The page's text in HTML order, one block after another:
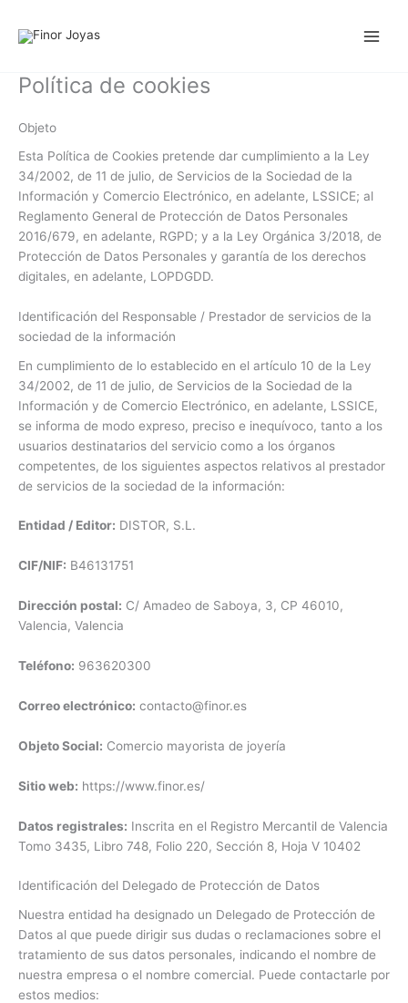
Política de cookies
Objeto
Esta Política de Cookies pretende dar cumplimiento a la Ley
34/2002, de 11 de julio, de Servicios de la Sociedad de la
Información y Comercio Electrónico, en adelante, LSSICE; al
Reglamento General de Protección de Datos Personales
2016/679, en adelante, RGPD; y a la Ley Orgánica 3/2018, de
Protección de Datos Personales y garantía de los derechos
digitales, en adelante, LOPDGDD.
Identificación del Responsable / Prestador de servicios de la
sociedad de la información
En cumplimiento de lo establecido en el artículo 10 de la Ley
34/2002, de 11 de julio, de Servicios de la Sociedad de la
Información y de Comercio Electrónico, en adelante, LSSICE,
se informa de modo expreso, preciso e inequívoco, tanto a los
usuarios destinatarios del servicio como a los órganos
competentes, de los siguientes aspectos relativos al prestador
de servicios de la sociedad de la información:
Entidad / Editor: DISTOR, S.L.
CIF/NIF: B46131751
Dirección postal: C/ Amadeo de Saboya, 3, CP 46010,
Valencia, Valencia
Teléfono: 963620300
Correo electrónico: contacto@finor.es
Objeto Social: Comercio mayorista de joyería
Sitio web: https://www.finor.es/
Datos registrales: Inscrita en el Registro Mercantil de Valencia
Tomo 3435, Libro 748, Folio 220, Sección 8, Hoja V 10402
Identificación del Delegado de Protección de Datos
Nuestra entidad ha designado un Delegado de Protección de
Datos al que puede dirigir sus dudas o reclamaciones sobre el
tratamiento de sus datos personales, indicando el nombre de
nuestra empresa o el nombre comercial. Puede contactarle por
estos medios: